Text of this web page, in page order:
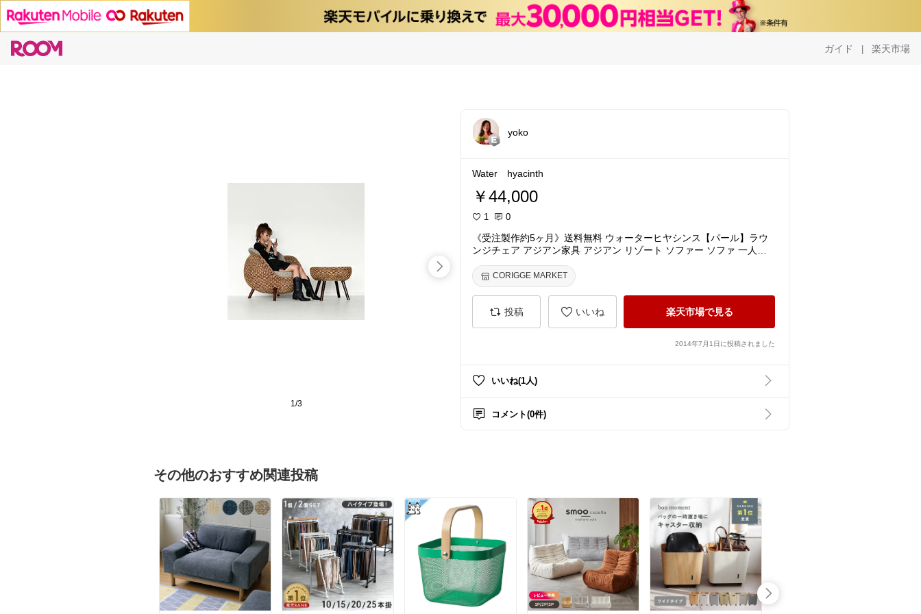
ガイド | 楽天市場
1/3
yoko
Water hyacinth
￥44,000
1 0
《受注製作約5ヶ月》送料無料 ウォーターヒヤシンス【パール】ラウ
ンジチェア アジアン家具 アジアン リゾート ソファー ソファ 一人掛
CORIGGE MARKET
投稿 いいね 楽天市場で見る
2014年7月1日に投稿されました
いいね(1人)
コメント(0件)
その他のおすすめ関連投稿